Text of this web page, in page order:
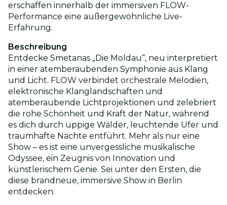
erschaffen innerhalb der immersiven FLOW-
Performance eine außergewöhnliche Live-
Erfahrung.
Beschreibung
Entdecke Smetanas „Die Moldau“, neu interpretiert
in einer atemberaubenden Symphonie aus Klang
und Licht. FLOW verbindet orchestrale Melodien,
elektronische Klanglandschaften und
atemberaubende Lichtprojektionen und zelebriert
die rohe Schönheit und Kraft der Natur, während
es dich durch üppige Wälder, leuchtende Ufer und
traumhafte Nächte entführt. Mehr als nur eine
Show – es ist eine unvergessliche musikalische
Odyssee, ein Zeugnis von Innovation und
künstlerischem Genie. Sei unter den Ersten, die
diese brandneue, immersive Show in Berlin
entdecken.